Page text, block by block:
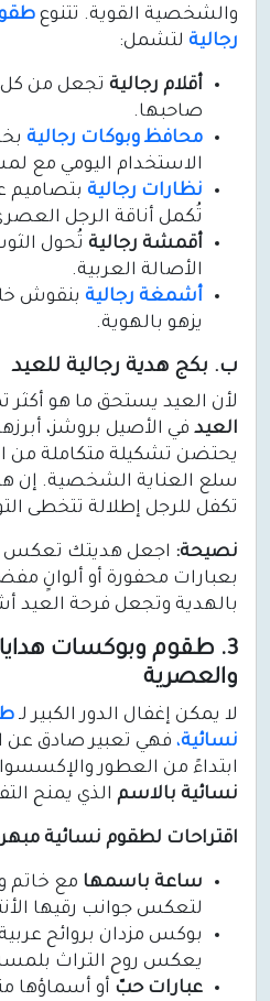
والشخصية القوية. تتنوع
رجالية لتشمل:
أقلام رجالية تجعل من كل
صاحبها.
محافظ وبوكات رجالية
الاستخدام اليومي مع
نظارات رجالية بتصاميم
تُكمل أناقة الرجل
أقمشة رجالية تُحول
الأصالة العربية.
أشمغة رجالية بنقوش
يزهو بالهوية.
ب. بكج هدية رجالية للعيد
لأن العيد يستحق ما هو أكثر
العيد في الأصيل بروشز،
يحتضن تشكيلة متكاملة من
سلع العناية الشخصية. إن
تكفل للرجل إطلالة تتخطى
نصيحة: اجعل هديتك تعكس
بعبارات محفورة أو ألوانٍ
بالهدية وتجعل فرحة العيد
3. طقوم وبوكسات هدايا
والعصرية
لا يمكن إغفال الدور الكبير لـ
نسائية، فهي تعبير صادق عن
ابتداءً من العطور
نسائية بالاسم الذي يمنح
اقتراحات لطقوم نسائية
ساعة باسمها مع خاتم
لتعكس جوانب رقيها
بوكس مزدان بروائح
يعكس روح التراث
عبارات حبّ أو أسماؤها